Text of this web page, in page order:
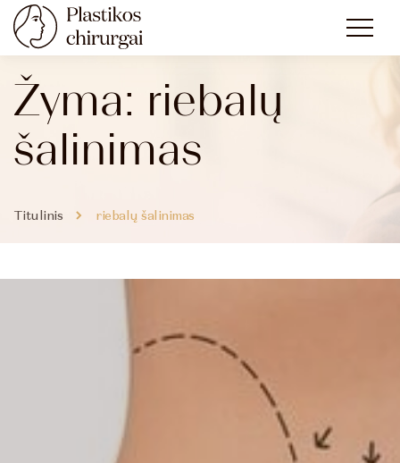
Žyma: riebalų
šalinimas
Titulinis riebalų šalinimas